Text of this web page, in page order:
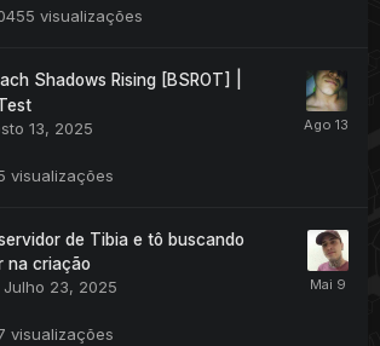
visualizações
Shadows Rising [BSROT] |
13, 2025
visualizações
de Tibia e tô buscando
na criação
Julho 23, 2025
visualizações